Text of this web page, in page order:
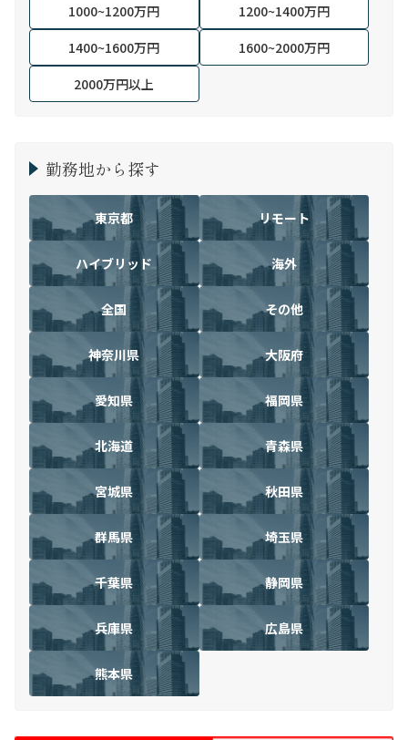
1000~1200万円
1200~1400万円
1400~1600万円
1600~2000万円
2000万円以上
勤務地から探す
東京都 リモート
ハイブリッド 海外
全国 その他
神奈川県 大阪府
愛知県 福岡県
北海道 青森県
宮城県 秋田県
群馬県 埼玉県
千葉県 静岡県
兵庫県 広島県
熊本県